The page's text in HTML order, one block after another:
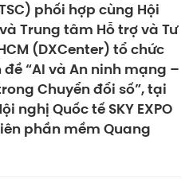
phối hợp cùng Hội
Trung tâm Hỗ trợ và Tư
(DXCenter) tổ chức
“AI và An ninh mạng –
Chuyển đổi số”, tại
nghị Quốc tế SKY EXPO
phần mềm Quang